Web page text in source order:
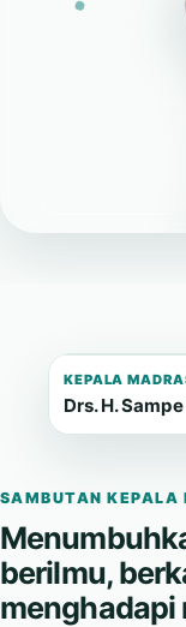
KEPALA
Drs. H.
SAMBUTAN KEPALA
berilmu,
menghadapi